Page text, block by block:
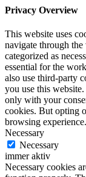
Privacy Overview
This website uses
navigate through the
categorized as
essential for the
also use third-party
you use this
only with your
cookies. But opting
browsing experience.
Necessary
Necessary
immer aktiv
Necessary cookies